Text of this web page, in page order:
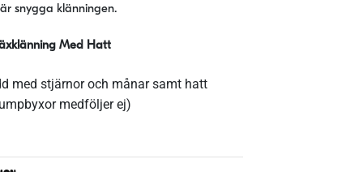
snygga klänningen.
Med Hatt
med stjärnor och månar samt hatt
medföljer ej)